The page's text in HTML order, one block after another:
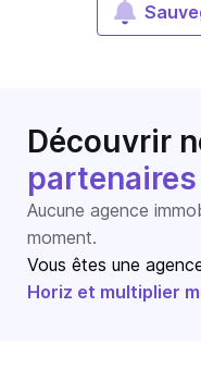
Découvrir
partenaires
Aucune agence
moment.
Vous êtes une
Horiz et multiplier